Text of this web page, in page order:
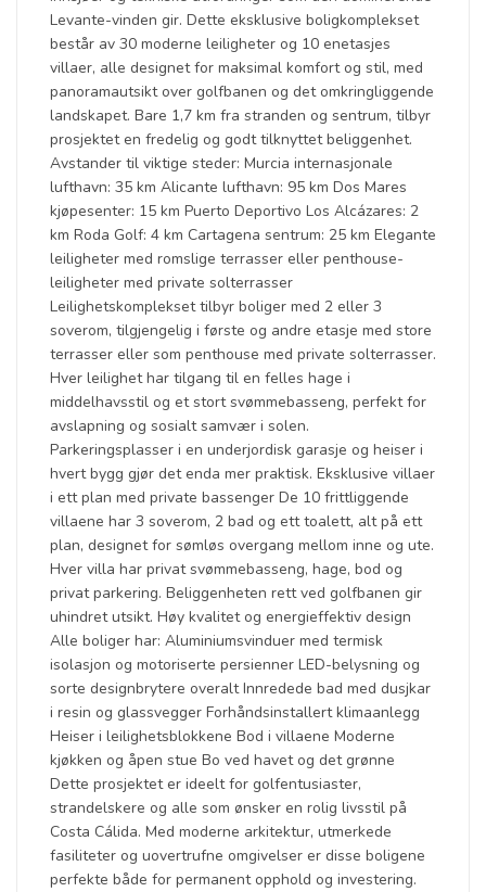
Levante-vinden gir. Dette eksklusive boligkomplekset
består av 30 moderne leiligheter og 10 enetasjes
villaer, alle designet for maksimal komfort og stil, med
panoramautsikt over golfbanen og det omkringliggende
landskapet. Bare 1,7 km fra stranden og sentrum, tilbyr
prosjektet en fredelig og godt tilknyttet beliggenhet.
Avstander til viktige steder: Murcia internasjonale
lufthavn: 35 km Alicante lufthavn: 95 km Dos Mares
kjøpesenter: 15 km Puerto Deportivo Los Alcázares: 2
km Roda Golf: 4 km Cartagena sentrum: 25 km Elegante
leiligheter med romslige terrasser eller penthouse-
leiligheter med private solterrasser
Leilighetskomplekset tilbyr boliger med 2 eller 3
soverom, tilgjengelig i første og andre etasje med store
terrasser eller som penthouse med private solterrasser.
Hver leilighet har tilgang til en felles hage i
middelhavsstil og et stort svømmebasseng, perfekt for
avslapning og sosialt samvær i solen.
Parkeringsplasser i en underjordisk garasje og heiser i
hvert bygg gjør det enda mer praktisk. Eksklusive villaer
i ett plan med private bassenger De 10 frittliggende
villaene har 3 soverom, 2 bad og ett toalett, alt på ett
plan, designet for sømløs overgang mellom inne og ute.
Hver villa har privat svømmebasseng, hage, bod og
privat parkering. Beliggenheten rett ved golfbanen gir
uhindret utsikt. Høy kvalitet og energieffektiv design
Alle boliger har: Aluminiumsvinduer med termisk
isolasjon og motoriserte persienner LED-belysning og
sorte designbrytere overalt Innredede bad med dusjkar
i resin og glassvegger Forhåndsinstallert klimaanlegg
Heiser i leilighetsblokkene Bod i villaene Moderne
kjøkken og åpen stue Bo ved havet og det grønne
Dette prosjektet er ideelt for golfentusiaster,
strandelskere og alle som ønsker en rolig livsstil på
Costa Cálida. Med moderne arkitektur, utmerkede
fasiliteter og uovertrufne omgivelser er disse boligene
perfekte både for permanent opphold og investering.